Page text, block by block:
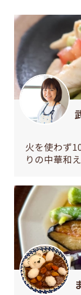
火を使わず
りの中華和